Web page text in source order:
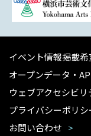
イベント情報掲載希
オープンデータ・
ウェブアクセシビリ
プライバシーポリ
お問い合わせ